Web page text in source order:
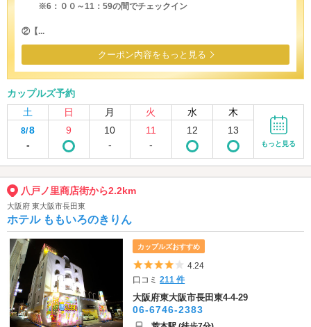
※6：００～11：59の間でチェックイン
②【...
クーポン内容をもっと見る
カップルズ予約
土
日 月 火 水 木
8/8
-
9
10
-
11
-
12 13
もっと見る
八戸ノ里商店街から2.2km
大阪府 東大阪市長田東
ホテル ももいろのきりん
カップルズおすすめ
5つ星のうち4
4.24
口コミ211 件
大阪府東大阪市長田東4-4-29
06-6746-2383